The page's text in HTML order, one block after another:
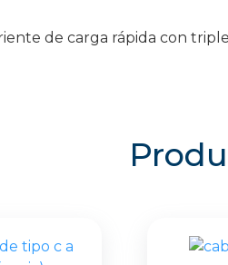
de carga rápida con triple